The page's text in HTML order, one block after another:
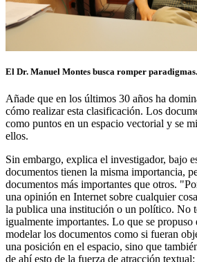
El Dr. Manuel Montes busca romper
Añade que en los últimos 30 años ha
cómo realizar esta clasificación. Los
como puntos en un espacio vectorial y se
ellos.
Sin embargo, explica el investigador, bajo
documentos tienen la misma importancia,
documentos más importantes que otros.
una opinión en Internet sobre cualquier
la publica una institución o un político. No
igualmente importantes. Lo que se propuso
modelar los documentos como si fueran
una posición en el espacio, sino que
de ahí esto de la fuerza de atracción